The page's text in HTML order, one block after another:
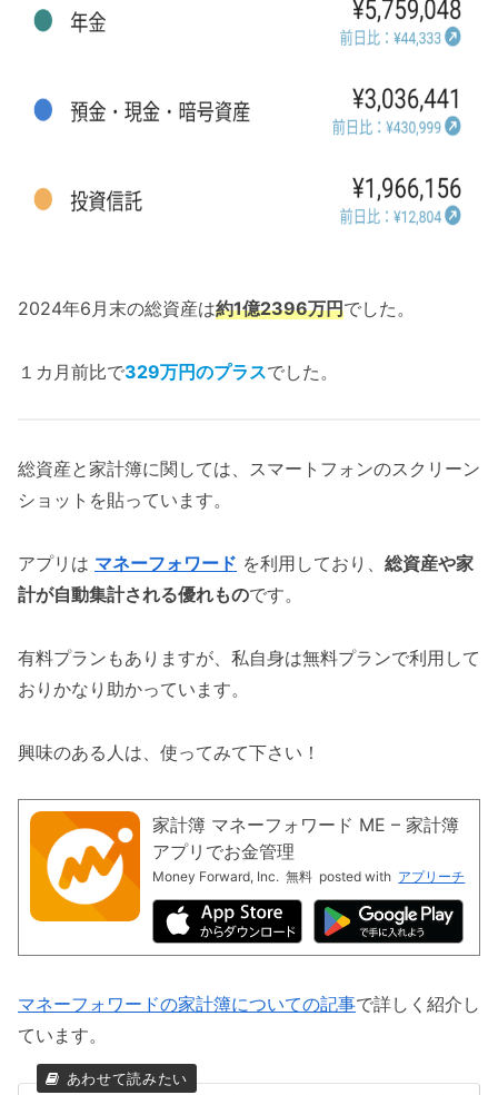
2024年6月末の総資産は約1億2396万円でした。
１カ月前比で329万円のプラスでした。
総資産と家計簿に関しては、スマートフォンのスクリーン
ショットを貼っています。
アプリは マネーフォワード を利用しており、 総資産や家
計が自動集計される優れものです。
有料プランもありますが、私自身は無料プランで利用して
おりかなり助かっています。
興味のある人は、使ってみて下さい！
家計簿 マネーフォワード ME – 家計簿
アプリでお金管理
Money Forward, Inc. 無料 posted with アプリーチ
マネーフォワードの家計簿についての記事で詳しく紹介し
ています。